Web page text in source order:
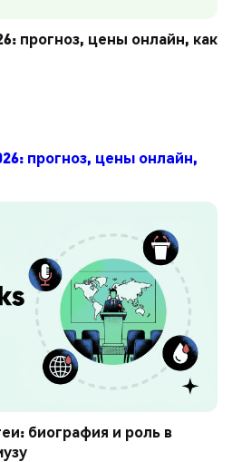
прогноз, цены онлайн, как
прогноз, цены онлайн,
биография и роль в